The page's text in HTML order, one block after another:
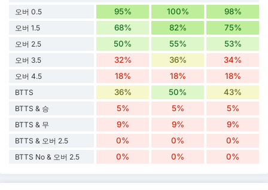
오버 0.5 95% 100% 98%
오버 1.5 68% 82% 75%
오버 2.5 50% 55% 53%
오버 3.5 32% 36% 34%
오버 4.5 18% 18% 18%
BTTS 36% 50% 43%
BTTS & 승 5% 5% 5%
BTTS & 무 9% 9% 9%
BTTS & 오버 2.5 0% 0% 0%
BTTS No & 오버 2.5 0% 0% 0%